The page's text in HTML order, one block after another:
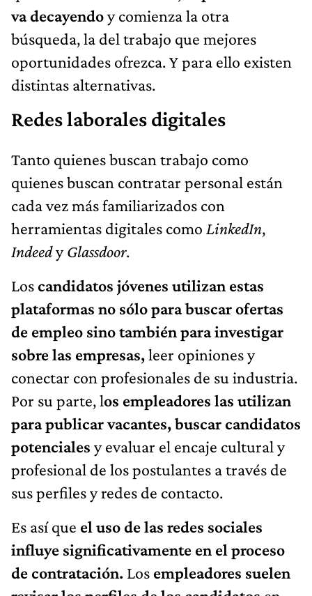
va decayendoy comienza la otra
búsqueda, la del trabajo que mejores
oportunidades ofrezca. Y para ello existen
distintas alternativas.
Redes laborales digitales
Tanto quienes buscan trabajo como
quienes buscan contratar personal están
cada vez más familiarizados con
herramientas digitales como LinkedIn,
IndeedyGlassdoor.
Loscandidatos jóvenes utilizan estas
plataformas no sólo para buscar ofertas
de empleo sino también para investigar
sobre las empresas,leer opiniones y
conectar con profesionales de su industria.
Por su parte, los empleadores las utilizan
para publicar vacantes, buscar candidatos
potenciales y evaluar el encaje cultural y
profesional de los postulantes a través de
sus perfiles y redes de contacto.
Es así que el uso de las redes sociales
influye significativamente en el proceso
de contratación. Los empleadores suelen